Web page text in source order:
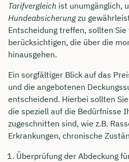
Tarifvergleich ist unumgänglich,
Hundeabsicherungzu
Entscheidung treffen, sollten
berücksichtigen, die über die
hinausgehen.
Ein sorgfältiger Blick auf das
und die angebotenen
entscheidend. Hierbei sollten
die speziell auf die Bedürfnisse
zugeschnitten sind, wie z.B.
Erkrankungen, chronische
Überprüfung der Abdeckung